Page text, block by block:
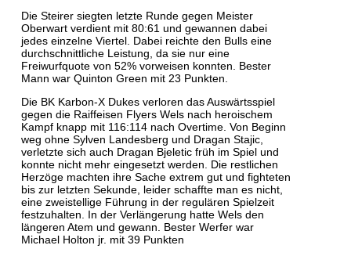
Die Steirer siegten letzte Runde gegen Meister
Oberwart verdient mit 80:61 und gewannen dabei
jedes einzelne Viertel. Dabei reichte den Bulls eine
durchschnittliche Leistung, da sie nur eine
Freiwurfquote von 52% vorweisen konnten. Bester
Mann war Quinton Green mit 23 Punkten.
Die BK Karbon-X Dukes verloren das Auswärtsspiel
gegen die Raiffeisen Flyers Wels nach heroischem
Kampf knapp mit 116:114 nach Overtime. Von Beginn
weg ohne Sylven Landesberg und Dragan Stajic,
verletzte sich auch Dragan Bjeletic früh im Spiel und
konnte nicht mehr eingesetzt werden. Die restlichen
Herzöge machten ihre Sache extrem gut und fighteten
bis zur letzten Sekunde, leider schaffte man es nicht,
eine zweistellige Führung in der regulären Spielzeit
festzuhalten. In der Verlängerung hatte Wels den
längeren Atem und gewann. Bester Werfer war
Michael Holton jr. mit 39 Punkten